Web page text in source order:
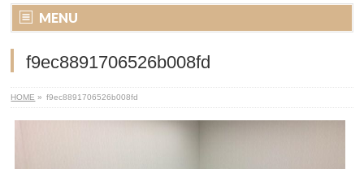
MENU
f9ec8891706526b008fd
HOME » f9ec8891706526b008fd